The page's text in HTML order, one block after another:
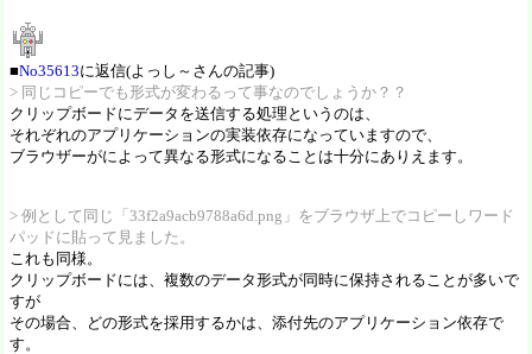
■No35613に返信(よっし～さんの記事)
> 同じコピーでも形式が変わるって事なのでしょうか？？
クリップボードにデータを送信する処理というのは、
それぞれのアプリケーションの実装依存になっていますので、
ブラウザーがによって異なる形式になることは十分にありえます。
> 例として同じ「33f2a9acb9788a6d.png」をブラウザ上でコピーしワード
パッドに貼って見ました。
これも同様。
クリップボードには、複数のデータ形式が同時に保持されることが多いで
すが
その場合、どの形式を採用するかは、添付先のアプリケーション依存で
す。